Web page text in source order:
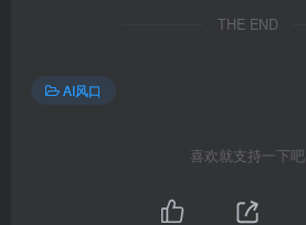
THE END
AI风口
喜欢就支持一下吧